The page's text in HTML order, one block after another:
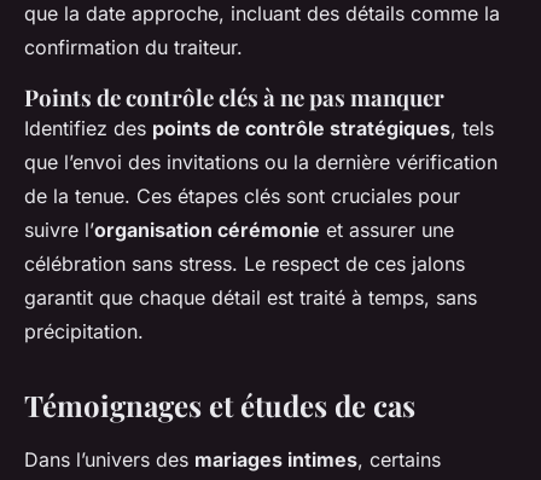
que la date approche, incluant des détails comme la
confirmation du traiteur.
Points de contrôle clés à ne pas manquer
Identifiez des points de contrôle stratégiques, tels
que l’envoi des invitations ou la dernière vérification
de la tenue. Ces étapes clés sont cruciales pour
suivre l’organisation cérémonie et assurer une
célébration sans stress. Le respect de ces jalons
garantit que chaque détail est traité à temps, sans
précipitation.
Témoignages et études de cas
Dans l’univers des mariages intimes, certains